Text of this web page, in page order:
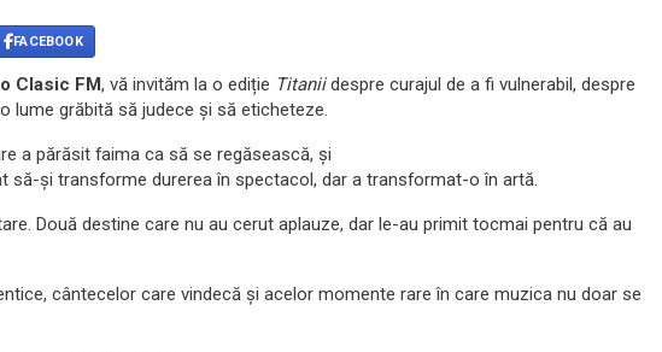
FACEBOOK
Clasic FM, vă invităm la o ediție Titaniidespre curajul de a fi vulnerabil, despre
lume grăbită să judece și să eticheteze.
a părăsit faima ca să se regăsească, și
să-și transforme durerea în spectacol, dar a transformat-o în artă.
Două destine care nu au cerut aplauze, dar le-au primit tocmai pentru că au
cântecelor care vindecă și acelor momente rare în care muzica nu doar se